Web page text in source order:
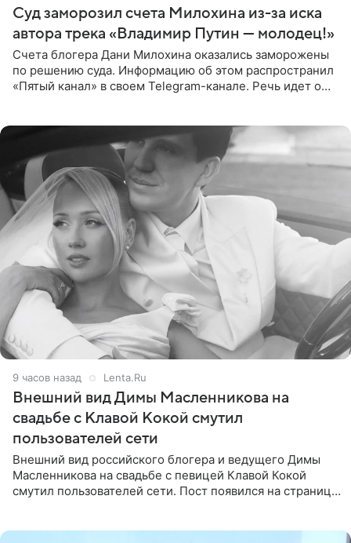
Суд заморозил счета Милохина из-за иска
автора трека «Владимир Путин — молодец!»
Счета блогера Дани Милохина оказались заморожены
по решению суда. Информацию об этом распространил
«Пятый канал» в своем Telegram-канале. Речь идет о
9 часов назад Lenta.Ru
Внешний вид Димы Масленникова на
свадьбе с Клавой Кокой смутил
пользователей сети
Внешний вид российского блогера и ведущего Димы
Масленникова на свадьбе с певицей Клавой Кокой
смутил пользователей сети. Пост появился на странице